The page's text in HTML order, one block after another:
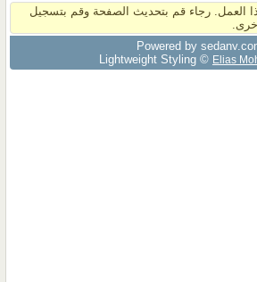
العمل. رجاء قم بتحديث الصفحة وقم بتسجيل
Powered by
Lightweight Styling © Elias